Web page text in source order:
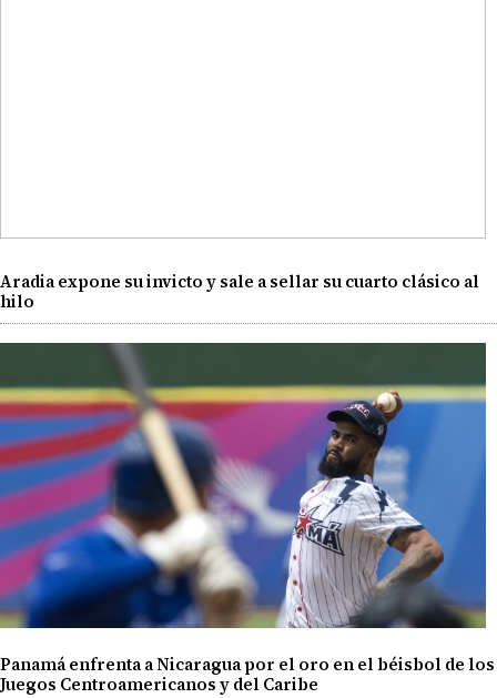
Aradia expone su invicto y sale a sellar su cuarto clásico al
hilo
Panamá enfrenta a Nicaragua por el oro en el béisbol de los
Juegos Centroamericanos y del Caribe